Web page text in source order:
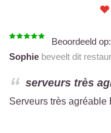
Beoordeeld op:
Sophie beveelt dit
serveurs très
Serveurs très agréable